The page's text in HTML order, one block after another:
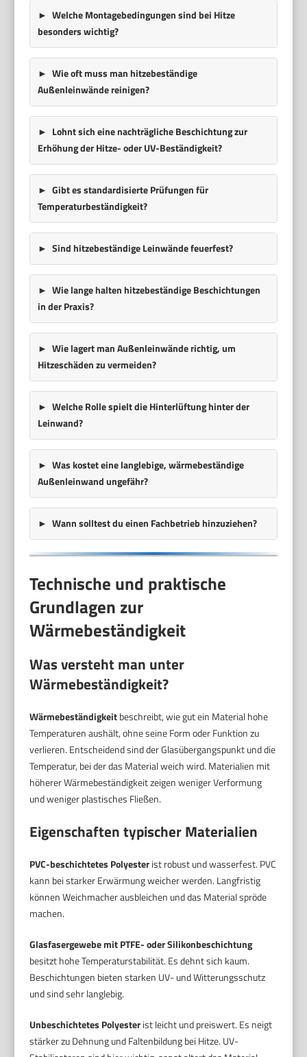
Welche Montagebedingungen sind bei Hitze
besonders wichtig?
Wie oft muss man hitzebeständige
Außenleinwände reinigen?
Lohnt sich eine nachträgliche Beschichtung zur
Erhöhung der Hitze- oder UV-Beständigkeit?
Gibt es standardisierte Prüfungen für
Temperaturbeständigkeit?
Sind hitzebeständige Leinwände feuerfest?
Wie lange halten hitzebeständige Beschichtungen
in der Praxis?
Wie lagert man Außenleinwände richtig, um
Hitzeschäden zu vermeiden?
Welche Rolle spielt die Hinterlüftung hinter der
Leinwand?
Was kostet eine langlebige, wärmebeständige
Außenleinwand ungefähr?
Wann solltest du einen Fachbetrieb hinzuziehen?
Technische und praktische
Grundlagen zur
Wärmebeständigkeit
Was versteht man unter
Wärmebeständigkeit?
Wärmebeständigkeitbeschreibt, wie gut ein Material hohe
Temperaturen aushält, ohne seine Form oder Funktion zu
verlieren. Entscheidend sind der Glasübergangspunkt und die
Temperatur, bei der das Material weich wird. Materialien mit
höherer Wärmebeständigkeit zeigen weniger Verformung
und weniger plastisches Fließen.
Eigenschaften typischer Materialien
PVC-beschichtetes Polyesterist robust und wasserfest. PVC
kann bei starker Erwärmung weicher werden. Langfristig
können Weichmacher ausbleichen und das Material spröde
machen.
Glasfasergewebe mit PTFE- oder Silikonbeschichtung
besitzt hohe Temperaturstabilität. Es dehnt sich kaum.
Beschichtungen bieten starken UV- und Witterungsschutz
und sind sehr langlebig.
Unbeschichtetes Polyesterist leicht und preiswert. Es neigt
stärker zu Dehnung und Faltenbildung bei Hitze. UV-